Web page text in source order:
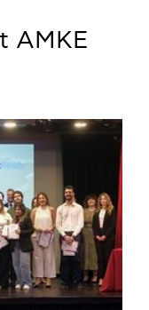
ΑΜΚΕ